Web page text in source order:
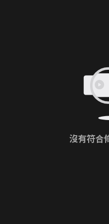
沒有符合